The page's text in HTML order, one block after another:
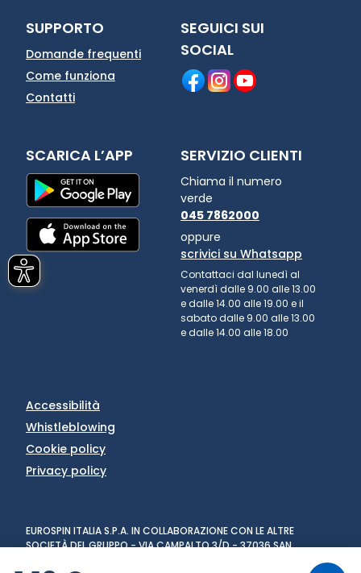
SUPPORTO
Domande frequenti
Come funziona
Contatti
SEGUICI SUI
SOCIAL
SCARICA L’APP SERVIZIO CLIENTI
Chiama il numero
verde
045 7862000
oppure
scrivici su Whatsapp
Contattaci dal lunedì al
venerdì dalle 9.00 alle 13.00
e dalle 14.00 alle 19.00 e il
sabato dalle 9.00 alle 13.00
e dalle 14.00 alle 18.00
Accessibilità
Whistleblowing
Cookie policy
Privacy policy
EUROSPIN ITALIA S.P.A. IN COLLABORAZIONE CON LE ALTRE
SOCIETÀ DEL GRUPPO - VIA CAMPALTO 3/D - 37036 SAN
MARTINO BUON ALBERGO (VR) - FAX +39 045 8782333 - PARTITA